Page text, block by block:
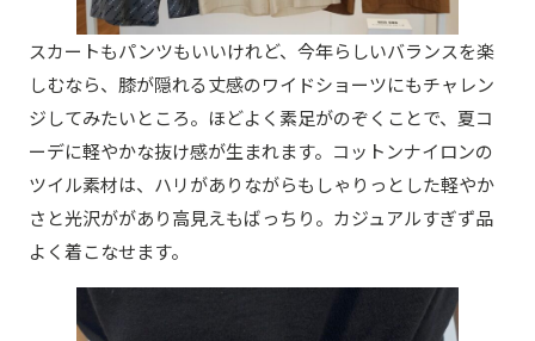
スカートもパンツもいいけれど、今年らしいバランスを楽
しむなら、膝が隠れる丈感のワイドショーツにもチャレン
ジしてみたいところ。ほどよく素足がのぞくことで、夏コ
ーデに軽やかな抜け感が生まれます。コットンナイロンの
ツイル素材は、ハリがありながらもしゃりっとした軽やか
さと光沢ががあり高見えもばっちり。カジュアルすぎず品
よく着こなせます。